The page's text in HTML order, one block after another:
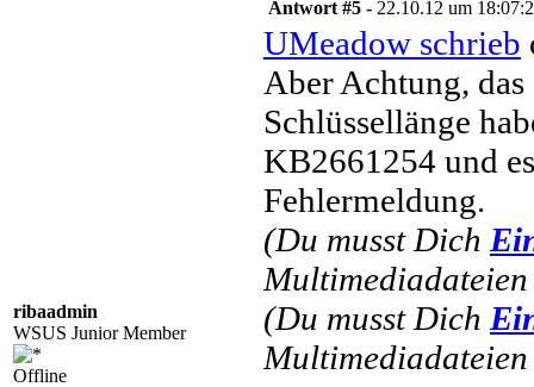
ribaadmin
WSUS Junior Member
Offline
Antwort #5 - 22.10.12 um
UMeadow schrieb
Aber Achtung,
Schlüssellänge
KB2661254 und
Fehlermeldung.
(Du musst Dich
(Du musst Dich